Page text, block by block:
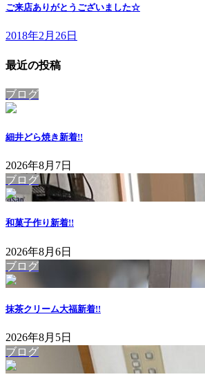
ご来店ありがとうございました☆
2018年2月26日
最近の投稿
ブログ
細井どら焼き新着!!
2026年8月7日
ブログ
和菓子作り新着!!
2026年8月6日
ブログ
抹茶クリーム大福新着!!
2026年8月5日
ブログ